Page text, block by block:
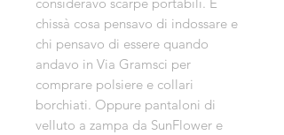
chissà cosa pensavo di indossare e
chi pensavo di essere quando
andavo in Via Gramsci per
comprare polsiere e collari
borchiati. Oppure pantaloni di
velluto a zampa da SunFlower e